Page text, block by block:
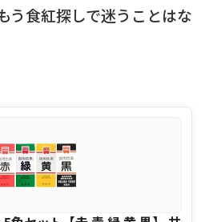
う食紅探しで迷うことはな